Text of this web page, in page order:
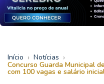
Início › Notícias ›
Concurso Guarda Municipal
com 100 vagas e salário